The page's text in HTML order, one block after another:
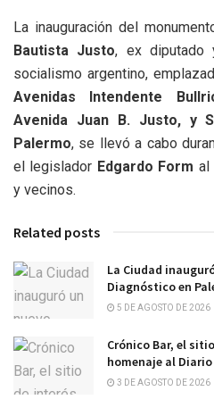
La inauguración del
Bautista Justo, ex diputado
socialismo argentino,
Avenidas Intendente
Avenida Juan B. Justo, y
Palermo, se llevó a cabo
el legislador Edgardo Form al
y vecinos.
Related posts
La Ciudad
Diagnóstico en
5 DE AGOSTO DE 2026
Crónico Bar, el
homenaje al
3 DE AGOSTO DE 2026